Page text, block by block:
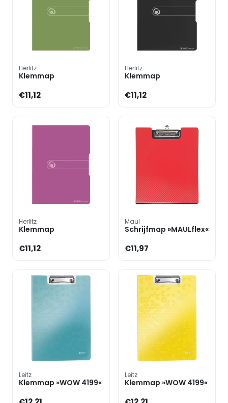
Herlitz
Klemmap
€11,12
Herlitz
Klemmap
€11,12
Herlitz
Klemmap
€11,12
Maul
Schrijfmap »MAULflex«
€11,97
Leitz
Klemmap »WOW 4199«
Leitz
Klemmap »WOW 4199«